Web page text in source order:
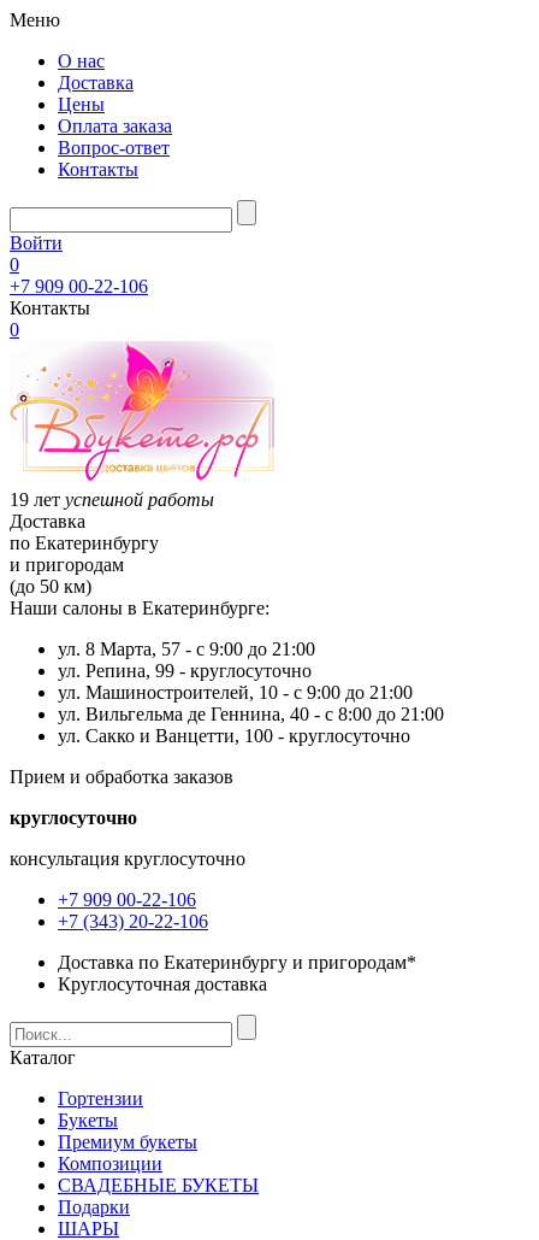
Меню
О нас
Доставка
Цены
Оплата заказа
Вопрос-ответ
Контакты
Войти
0
+7 909 00-22-106
Контакты
0
19 лет успешной работы
Доставка
по Екатеринбургу
и пригородам
(до 50 км)
Наши салоны в Екатеринбурге:
ул. 8 Марта, 57 - с 9:00 до 21:00
ул. Репина, 99 - круглосуточно
ул. Машиностроителей, 10 - с 9:00 до 21:00
ул. Вильгельма де Геннина, 40 - с 8:00 до 21:00
ул. Сакко и Ванцетти, 100 - круглосуточно
Прием и обработка заказов
круглосуточно
консультация круглосуточно
+7 909 00-22-106
+7 (343) 20-22-106
Доставка по Екатеринбургу и пригородам*
Круглосуточная доставка
Каталог
Гортензии
Букеты
Премиум букеты
Композиции
СВАДЕБНЫЕ БУКЕТЫ
Подарки
ШАРЫ